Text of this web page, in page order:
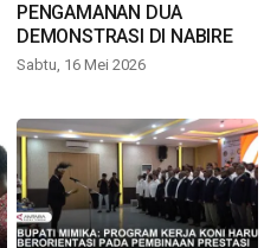
PENGAMANAN DUA
DEMONSTRASI DI NABIRE
Sabtu, 16 Mei 2026